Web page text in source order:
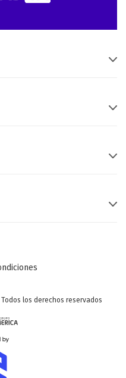
Todos los derechos reservados